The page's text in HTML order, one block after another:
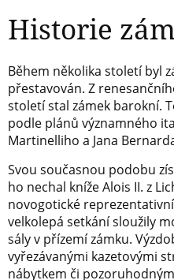
Historie
Během několika století byl
přestavován. Z
století stal zámek barokní.
podle plánů významného
Martinelliho a Jana
Svou současnou podobu
ho nechal kníže Alois II. z
novogotické
velkolepá setkání sloužily
sály v přízemí zámku.
vyřezávanými kazetovými
nábytkem či